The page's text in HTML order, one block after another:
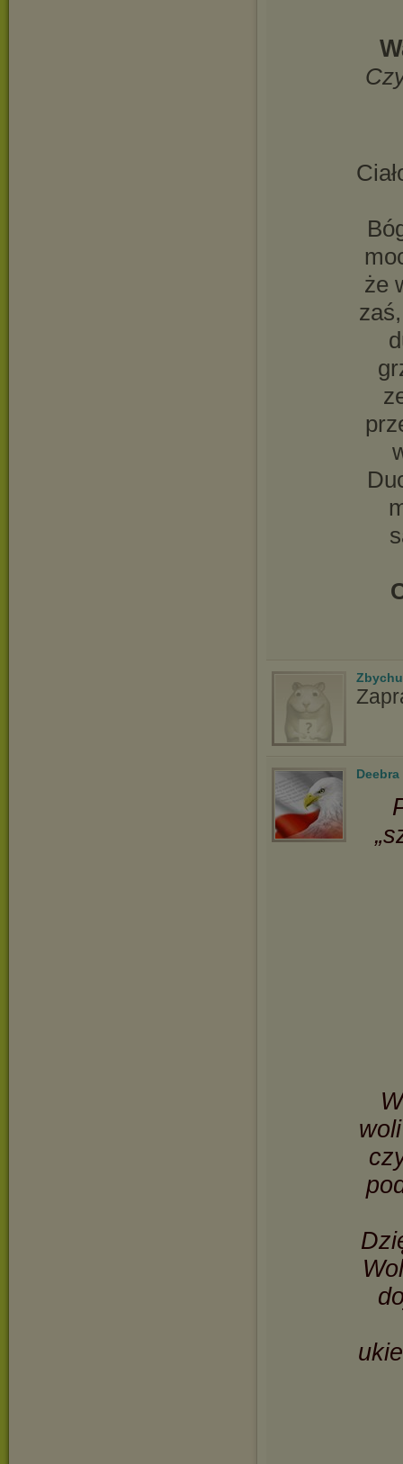
że
Deebra